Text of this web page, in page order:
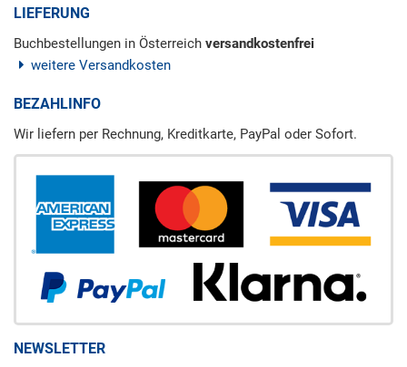
LIEFERUNG
Buchbestellungen in Österreich versandkostenfrei
weitere Versandkosten
BEZAHLINFO
Wir liefern per Rechnung, Kreditkarte, PayPal oder Sofort.
NEWSLETTER